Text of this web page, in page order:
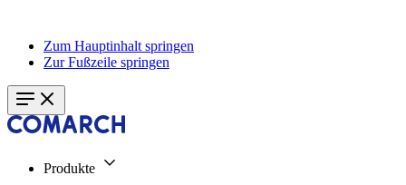
Zum Hauptinhalt springen
Zur Fußzeile springen
Produkte